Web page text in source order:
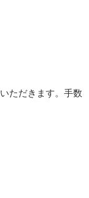
ただきます。手数